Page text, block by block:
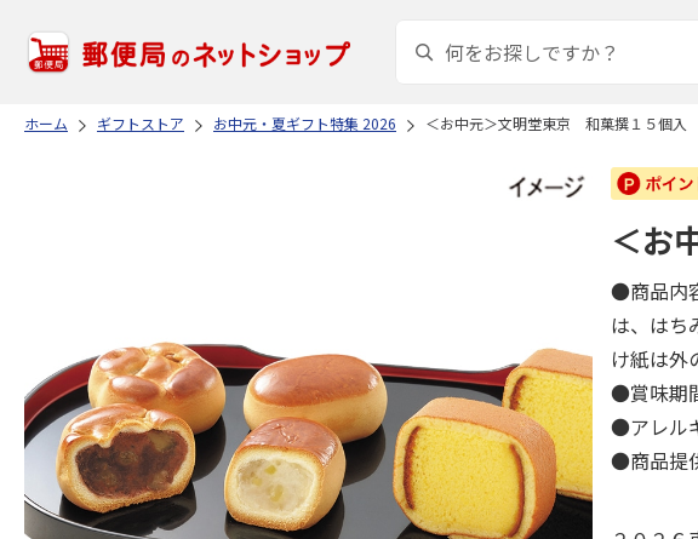
ホーム ギフトストア お中元・夏ギフト特集 2026 ＜お中元＞文明堂東京 和菓撰１５個入
＜お
●商品内
は、は
け紙は外
●賞味期
●アレル
●商品提